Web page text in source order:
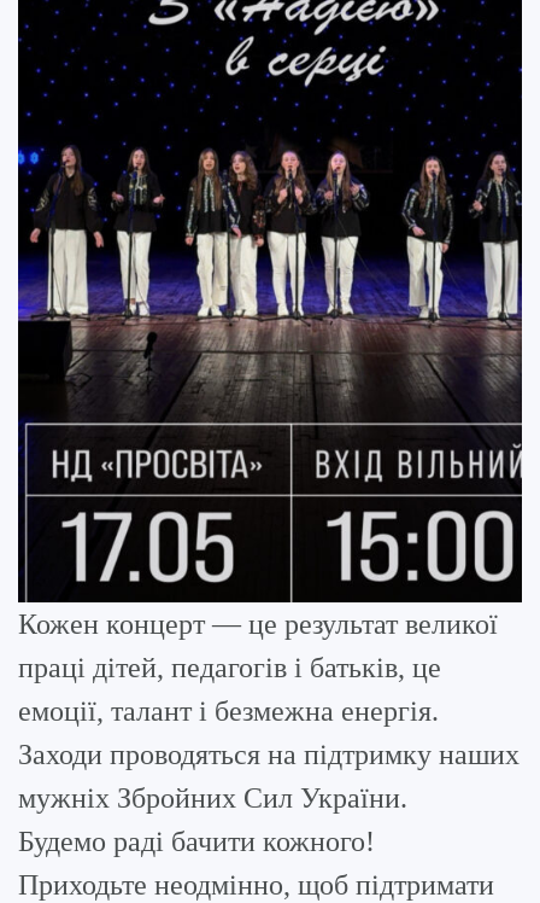
Кожен концерт — це результат великої
праці дітей, педагогів і батьків, це
емоції, талант і безмежна енергія.
Заходи проводяться на підтримку наших
мужніх Збройних Сил України.
Будемо раді бачити кожного!
Приходьте неодмінно, щоб підтримати